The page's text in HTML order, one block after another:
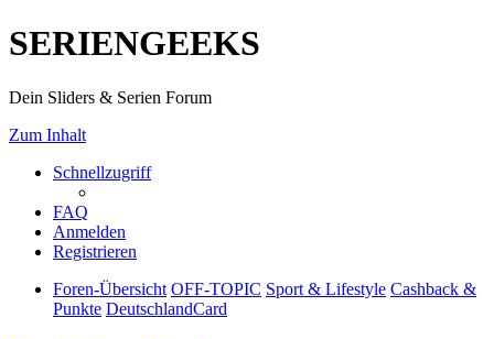
SERIENGEEKS
Dein Sliders & Serien Forum
Zum Inhalt
Schnellzugriff
FAQ
Anmelden
Registrieren
Foren-Übersicht OFF-TOPIC Sport & Lifestyle Cashback &
Punkte DeutschlandCard